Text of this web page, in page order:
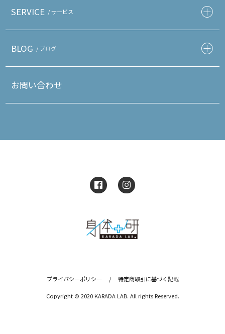
SERVICE / サービス
BLOG / ブログ
お問い合わせ
プライバシーポリシー / 特定商取引に基づく記載
Copyright © 2020 KARADA LAB. All rights Reserved.